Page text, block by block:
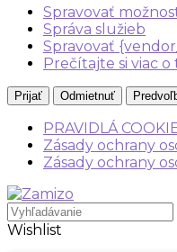
Spravovať
Správa služieb
Spravovať
Prečítajte si viac
Prijať Odmietnuť
PRAVIDLÁ
Zásady ochrany
Zásady ochrany
Wishlist